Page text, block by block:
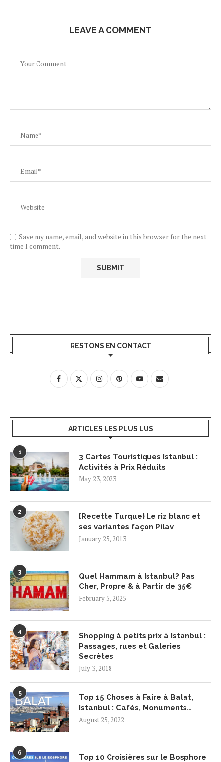
LEAVE A COMMENT
Save my name, email, and website in this browser for the next
time I comment.
RESTONS EN CONTACT
ARTICLES LES PLUS LUS
1
3 Cartes Touristiques Istanbul :
Activités à Prix Réduits
May 23, 2023
2
{Recette Turque} Le riz blanc et
ses variantes façon Pilav
January 25, 2013
3
Quel Hammam à Istanbul? Pas
Cher, Propre & à Partir de 35€
February 5, 2025
4
Shopping à petits prix à Istanbul :
Passages, rues et Galeries
Secrètes
July 3, 2018
5
Top 15 Choses à Faire à Balat,
Istanbul : Cafés, Monuments…
August 25, 2022
6
Top 10 Croisières sur le Bosphore